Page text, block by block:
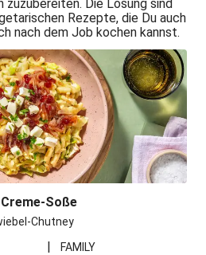
Frikadelle mit Zwiebelsoße
Creme-Soße
nach Jambalaya-Art
zuzubereiten. Die Lösung sind
Rezepte, die Du auch
nach dem Job kochen kannst.
Soße
Chutney
| FAMILY